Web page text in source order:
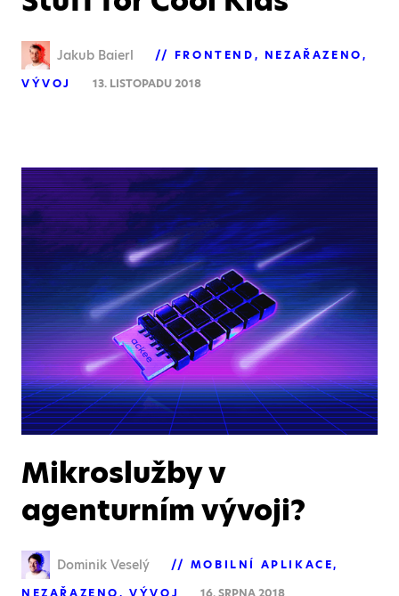
Jakub Baierl FRONTEND
NEZAŘAZENO
VÝVOJ
13. LISTOPADU 2018
Mikroslužby v
agenturním vývoji?
Dominik Veselý
MOBILNÍ APLIKACE